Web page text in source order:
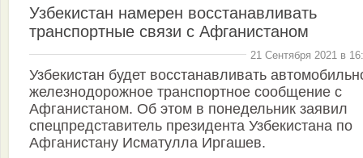
Узбекистан намерен восстанавливать
транспортные связи с Афганистаном
21 Сентября 2021 в
Узбекистан будет восстанавливать
железнодорожное транспортное сообщение с
Афганистаном. Об этом в понедельник заявил
спецпредставитель президента Узбекистана по
Афганистану Исматулла Иргашев.